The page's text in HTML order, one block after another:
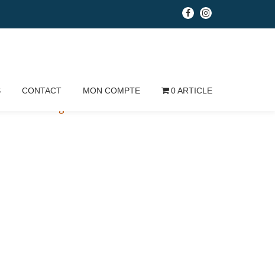
fa-
facebook
fa-
instagram
CONTACT MON COMPTE 0 ARTICLE